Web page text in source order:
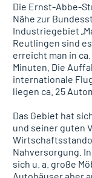
Die Ernst-Abbe-
Nähe zur
Industriegebiet
Reutlingen sind
erreicht man in
Minuten. Die
internationale
liegen ca. 25
Das Gebiet hat
und seiner guten
Nahversorgung.
sich u. a. große